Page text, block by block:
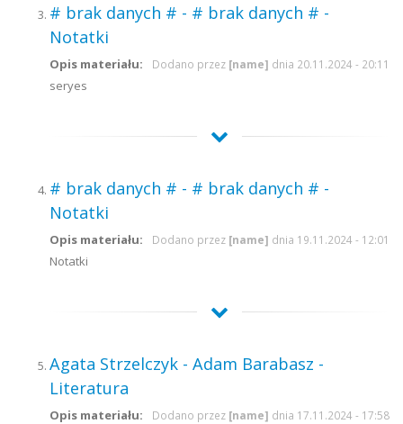
# brak danych # - # brak danych # -
Notatki
Dodano przez [name] dnia 20.11.2024 - 20:11
Opis materiału:
seryes
# brak danych # - # brak danych # -
Notatki
Dodano przez [name] dnia 19.11.2024 - 12:01
Opis materiału:
Notatki
Agata Strzelczyk - Adam Barabasz -
Literatura
Dodano przez [name] dnia 17.11.2024 - 17:58
Opis materiału: